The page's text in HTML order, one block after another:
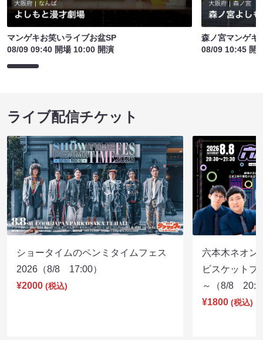
マンゲキお笑いライブお盆SP
08/09 09:40 開場 10:00 開演
森ノ宮マンゲキ
08/09 10:45 開
ライブ配信チケット
ショータイムのペンミタイムフェス
2026（8/8 17:00）
¥2000 (税込)
六本木ネオン
ビスケットブ
～（8/8
¥1800 (税込)